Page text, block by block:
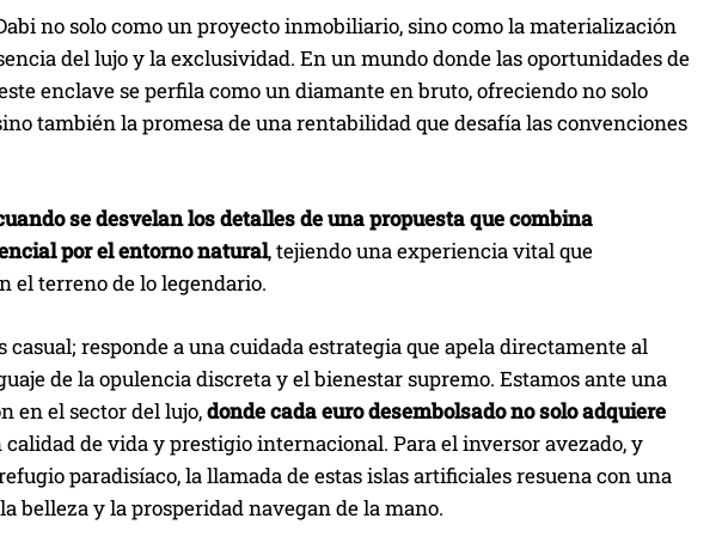
no solo como un proyecto inmobiliario, sino como la materialización
del lujo y la exclusividad. En un mundo donde las oportunidades de
enclave se perfila como un diamante en bruto, ofreciendo no solo
también la promesa de una rentabilidad que desafía las convenciones
se desvelan los detalles de una propuesta que combina
por el entorno natural, tejiendo una experiencia vital que
el terreno de lo legendario.
responde a una cuidada estrategia que apela directamente al
de la opulencia discreta y el bienestar supremo. Estamos ante una
en el sector del lujo,donde cada euro desembolsado no solo adquiere
calidad de vida y prestigio internacional. Para el inversor avezado, y
paradisíaco, la llamada de estas islas artificiales resuena con una
belleza y la prosperidad navegan de la mano.